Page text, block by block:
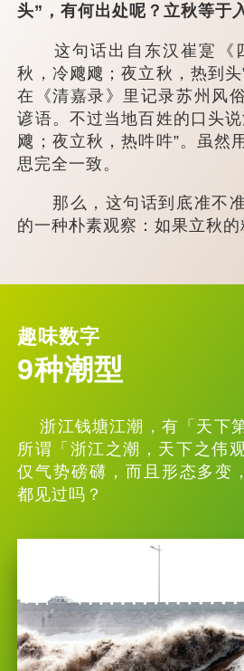
头”，有何出处呢？立秋等于
这句话出自东汉崔寔《
秋，冷飕飕；夜立秋，热到
在《清嘉录》里记录苏州风
谚语。不过当地百姓的口头
飕；夜立秋，热吽吽”。虽然
思完全一致。
那么，这句话到底准不准
的一种朴素观察：如果立秋
趣味数字
9种潮型
浙江钱塘江潮，有「天下
所谓「浙江之潮，天下之伟
仅气势磅礴，而且形态多变
都见过吗？